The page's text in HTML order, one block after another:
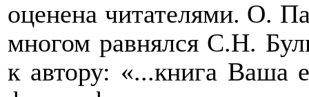
оценена читателями. О.
многом равнялся С.Н.
к автору: «...книга Ваша